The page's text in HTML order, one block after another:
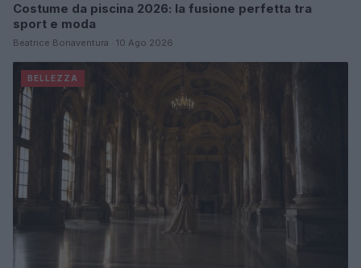
Costume da piscina 2026: la fusione perfetta tra
sport e moda
Beatrice Bonaventura · 10 Ago 2026
BELLEZZA